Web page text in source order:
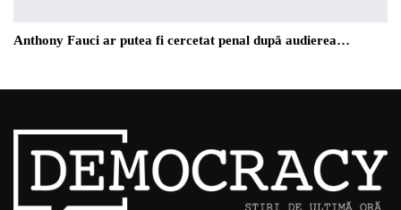
Anthony Fauci ar putea fi cercetat penal după audierea…